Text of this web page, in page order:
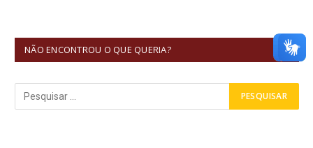
NÃO ENCONTROU O QUE QUERIA?